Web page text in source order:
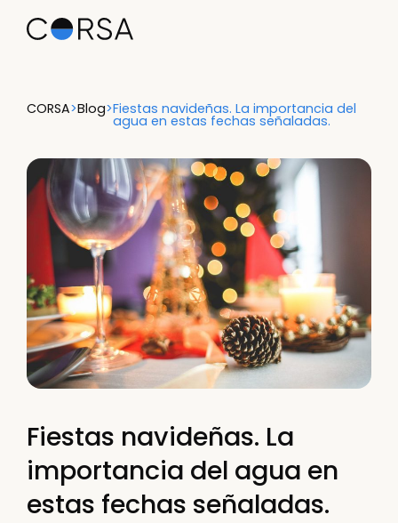
CORSA>Blog>Fiestas navideñas. La importancia del
agua en estas fechas señaladas.
Fiestas navideñas. La
importancia del agua en
estas fechas señaladas.